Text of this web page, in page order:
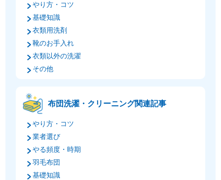
やり方・コツ
基礎知識
衣類用洗剤
靴のお手入れ
衣類以外の洗濯
その他
布団洗濯・クリーニング関連記事
やり方・コツ
業者選び
やる頻度・時期
羽毛布団
基礎知識